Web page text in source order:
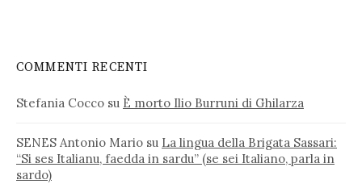
COMMENTI RECENTI
Stefania Cocco su È morto Ilio Burruni di Ghilarza
SENES Antonio Mario su La lingua della Brigata Sassari:
“Si ses Italianu, faedda in sardu” (se sei Italiano, parla in
sardo)